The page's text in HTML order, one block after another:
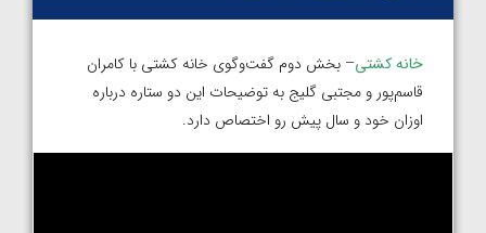
خانه کشتی– بخش دوم گفت‌و‌گوی خانه کشتی با کامران
قاسم‌پور و مجتبی گلیج به توضیحات این دو ستاره درباره
اوزان خود و سال پیش رو اختصاص دارد.